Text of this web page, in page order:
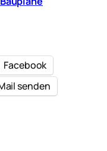
Facebook
senden